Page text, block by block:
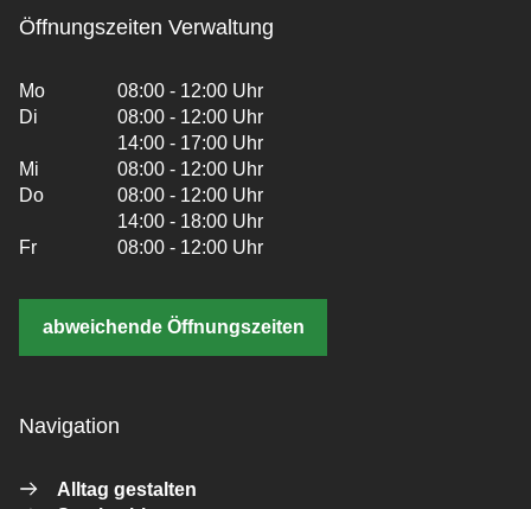
Öffnungszeiten Verwaltung
Mo
08:00 - 12:00 Uhr
Di
08:00 - 12:00 Uhr
14:00 - 17:00 Uhr
Mi
08:00 - 12:00 Uhr
Do
08:00 - 12:00 Uhr
14:00 - 18:00 Uhr
Fr
08:00 - 12:00 Uhr
abweichende Öffnungszeiten
Navigation
Alltag gestalten